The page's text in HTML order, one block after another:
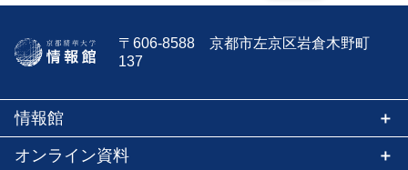
ト
検
索:
〒606-8588 京都市左京区岩倉木野町
137
情報館
オンライン資料